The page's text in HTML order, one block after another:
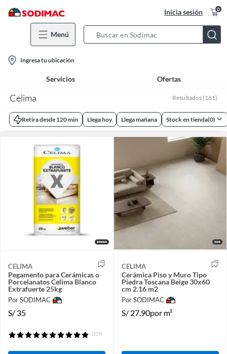
Inicia sesión 0
Menú
Bar
location-
icon
Ingresa tu ubicación
Servicios Ofertas
Celima Resultados (161)
Retira desde 120 min Llega hoy Llega mañana Stock en tienda(0)
CELIMA
Pegamento para Cerámicas o
Porcelanatos Celima Blanco
Extrafuerte 25kg
Por SODIMAC
S/ 35
(129)
CELIMA
Cerámica Piso y Muro Tipo
Piedra Toscana Beige 30x60
cm 2.16 m2
Por SODIMAC
S/ 27.90por m²